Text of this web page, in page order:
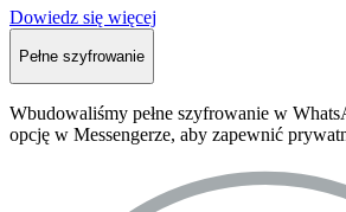
Dowiedz się więcej
Pełne szyfrowanie
Wbudowaliśmy pełne szyfrowanie w
opcję w Messengerze, aby zapewnić